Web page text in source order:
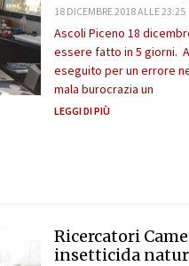
18 DICEMBRE 2018 ALLE 23:25
Ascoli Piceno 18
essere fatto in 5 giorni.
eseguito per un errore
mala burocrazia un
LEGGI DI PIÙ
Ricercatori
insetticida